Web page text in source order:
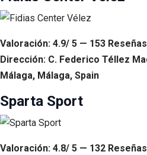
Valoración: 4.9/ 5 — 153 Reseñas
Dirección: C. Federico Téllez
Málaga, Málaga, Spain
Sparta Sport
Valoración: 4.8/ 5 — 132 Reseñas